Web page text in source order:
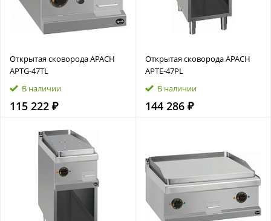
Открытая сковорода APACH
APTG‑47TL
В наличии
115 222 ₽
Открытая сковорода APACH
APTE‑47PL
В наличии
144 286 ₽